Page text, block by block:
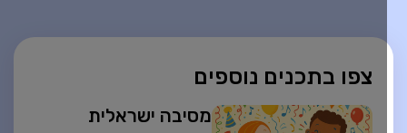
צפו בתכנים נוספים
מסיבה ישראלית